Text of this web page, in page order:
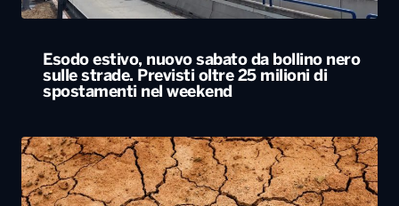
Esodo estivo, nuovo sabato da bollino nero
sulle strade. Previsti oltre 25 milioni di
spostamenti nel weekend